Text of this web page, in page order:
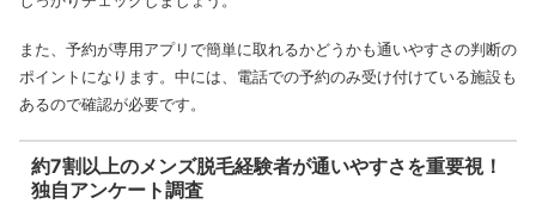
また、予約が専用アプリで簡単に取れるかどうかも通いやすさの判断の
ポイントになります。中には、電話での予約のみ受け付けている施設も
あるので確認が必要です。
約7割以上のメンズ脱毛経験者が通いやすさを重要視！
独自アンケート調査